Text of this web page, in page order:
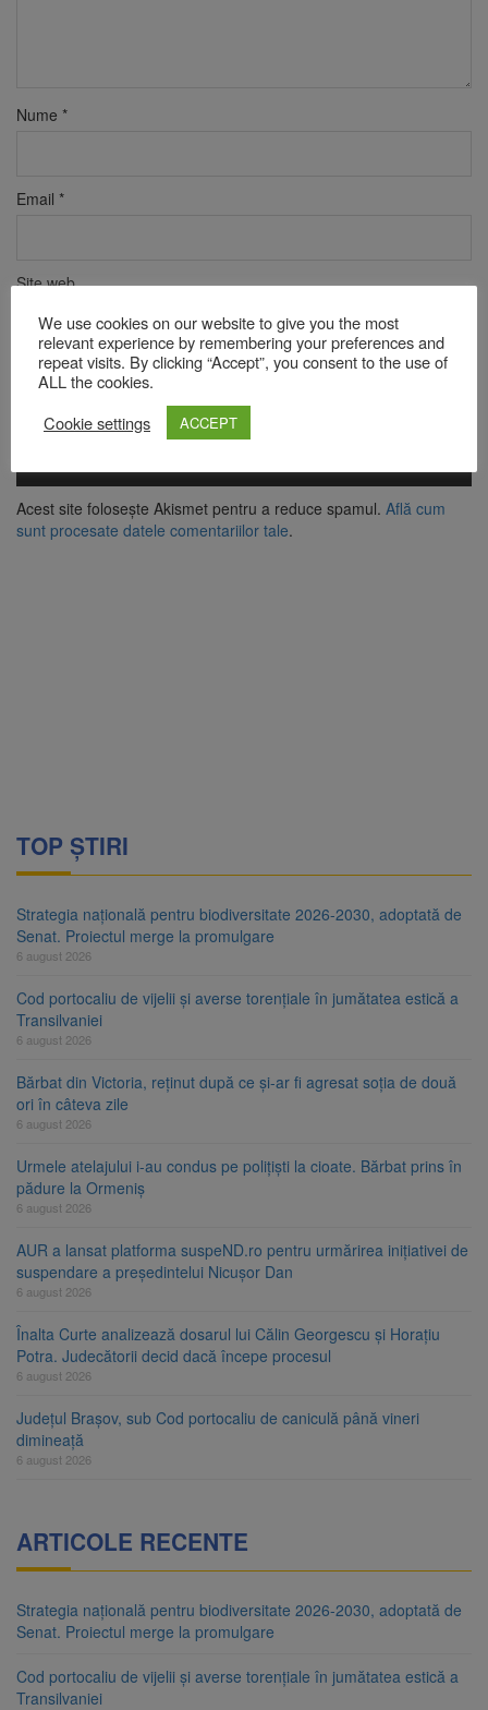
Nume *
Email *
Site web
Verificare anti-robot
Click pentru a începe verificarea
Acest site folosește Akismet pentru a reduce spamul. Află cum
sunt procesate datele comentariilor tale.
TOP ȘTIRI
Strategia națională pentru biodiversitate 2026-2030, adoptată de
Senat. Proiectul merge la promulgare
6 august 2026
Cod portocaliu de vijelii și averse torențiale în jumătatea estică a
Transilvaniei
6 august 2026
Bărbat din Victoria, reținut după ce și-ar fi agresat soția de două
ori în câteva zile
6 august 2026
Urmele atelajului i-au condus pe polițiști la cioate. Bărbat prins în
pădure la Ormeniș
6 august 2026
AUR a lansat platforma suspeND.ro pentru urmărirea inițiativei de
suspendare a președintelui Nicușor Dan
6 august 2026
Înalta Curte analizează dosarul lui Călin Georgescu și Horațiu
Potra. Judecătorii decid dacă începe procesul
6 august 2026
Județul Brașov, sub Cod portocaliu de caniculă până vineri
dimineață
6 august 2026
ARTICOLE RECENTE
Strategia națională pentru biodiversitate 2026-2030, adoptată de
Senat. Proiectul merge la promulgare
Cod portocaliu de vijelii și averse torențiale în jumătatea estică a
Transilvaniei
We use cookies on our website to give you the most
relevant experience by remembering your preferences and
repeat visits. By clicking “Accept”, you consent to the use of
ALL the cookies.
Cookie settings
ACCEPT